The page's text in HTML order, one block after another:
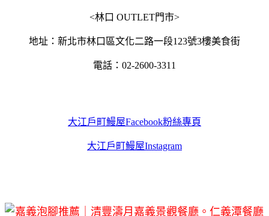
<林口 OUTLET門市>
地址：新北市林口區文化二路一段123號3樓美食街
電話：02-2600-3311
大江戶町鰻屋Facebook粉絲專頁
大江戶町鰻屋Instagram